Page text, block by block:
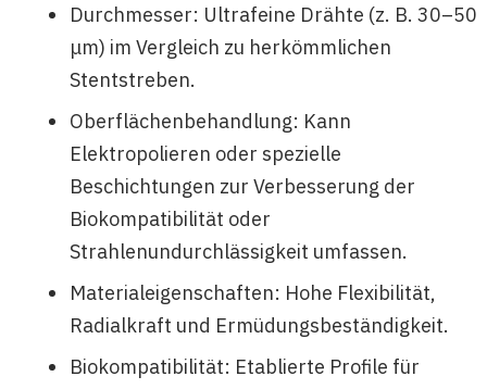
Durchmesser: Ultrafeine Drähte (z. B. 30–50
μm) im Vergleich zu herkömmlichen
Stentstreben.
Oberflächenbehandlung: Kann
Elektropolieren oder spezielle
Beschichtungen zur Verbesserung der
Biokompatibilität oder
Strahlenundurchlässigkeit umfassen.
Materialeigenschaften: Hohe Flexibilität,
Radialkraft und Ermüdungsbeständigkeit.
Biokompatibilität: Etablierte Profile für